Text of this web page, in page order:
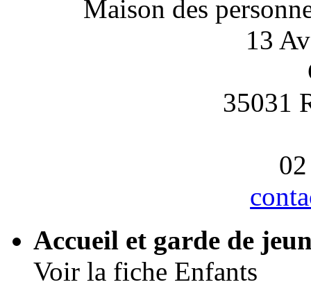
Maison des
13
35031
Accueil et garde de
Voir la fiche Enfants